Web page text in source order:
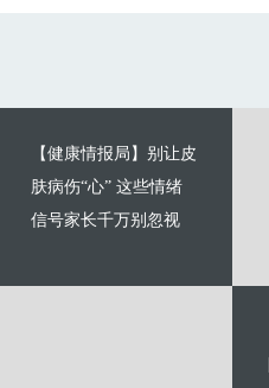
【健康情报局】别让皮
肤病伤“心” 这些情绪
信号家长千万别忽视